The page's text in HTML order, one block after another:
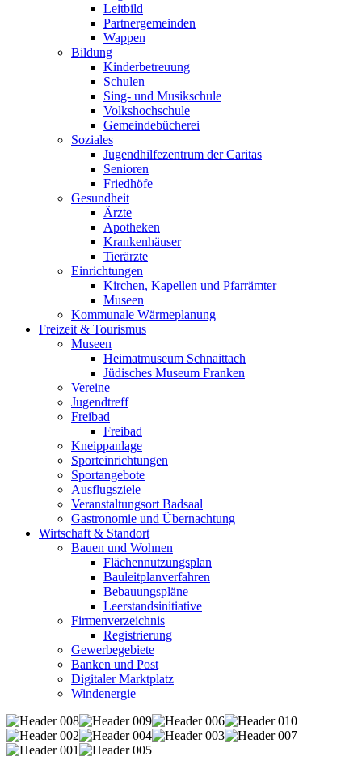
Leitbild
Partnergemeinden
Wappen
Bildung
Kinderbetreuung
Schulen
Sing- und Musikschule
Volkshochschule
Gemeindebücherei
Soziales
Jugendhilfezentrum der Caritas
Senioren
Friedhöfe
Gesundheit
Ärzte
Apotheken
Krankenhäuser
Tierärzte
Einrichtungen
Kirchen, Kapellen und Pfarrämter
Museen
Kommunale Wärmeplanung
Freizeit & Tourismus
Museen
Heimatmuseum Schnaittach
Jüdisches Museum Franken
Vereine
Jugendtreff
Freibad
Freibad
Kneippanlage
Sporteinrichtungen
Sportangebote
Ausflugsziele
Veranstaltungsort Badsaal
Gastronomie und Übernachtung
Wirtschaft & Standort
Bauen und Wohnen
Flächennutzungsplan
Bauleitplanverfahren
Bebauungspläne
Leerstandsinitiative
Firmenverzeichnis
Registrierung
Gewerbegebiete
Banken und Post
Digitaler Marktplatz
Windenergie